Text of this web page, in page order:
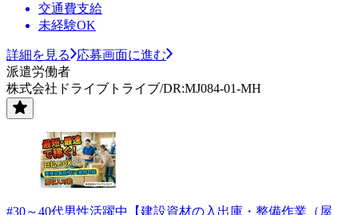
交通費支給
未経験OK
詳細を見る
応募画面に進む
派遣労働者
株式会社ドライブトライブ/DR:MJ084-01-MH
#30～40代男性活躍中【建設資材の入出庫・整備作業（屋